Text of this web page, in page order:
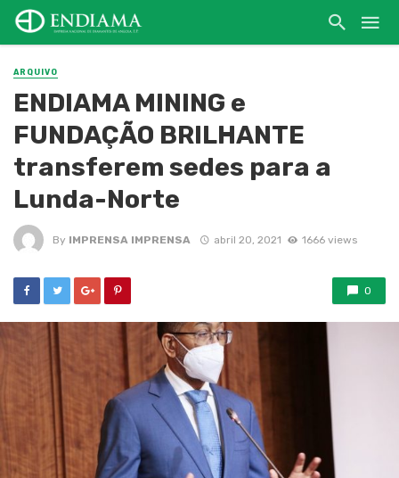
ARQUIVO
ENDIAMA MINING e
FUNDAÇÃO BRILHANTE
transferem sedes para a
Lunda-Norte
By IMPRENSA IMPRENSA abril 20, 2021 1666 views
0